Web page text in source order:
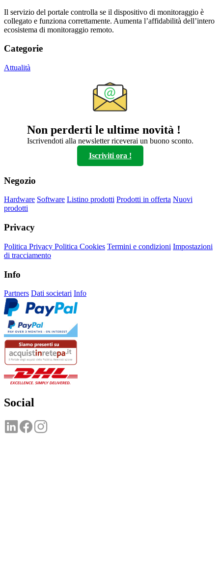
Il servizio del portale controlla se il dispositivo di monitoraggio è
collegato e funziona correttamente. Aumenta l’affidabilità dell’intero
ecosistema di monitoraggio remoto.
Categorie
Attualità
Non perderti le ultime novità !
Iscrivendoti alla newsletter riceverai un buono sconto.
Iscriviti ora !
Negozio
Hardware Software Listino prodotti Prodotti in offerta Nuovi
prodotti
Privacy
Politica Privacy Politica Cookies Termini e condizioni Impostazioni
di tracciamento
Info
Partners Dati societari Info
Social